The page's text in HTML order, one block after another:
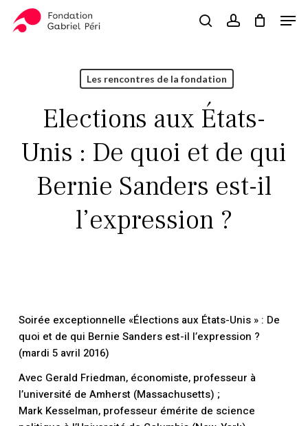
searchaccount
Panier Close
Les rencontres de la fondation
Elections aux États-
Unis : De quoi et de qui
Bernie Sanders est-il
l’expression ?
Soirée exceptionnelle «Élections aux États-Unis »: De
quoi et de qui Bernie Sanders est-il l’expression ?
(mardi 5 avril 2016)
Avec Gerald Friedman, économiste, professeur à
l’université de Amherst (Massachusetts) ;
Mark Kesselman, professeur émérite de science